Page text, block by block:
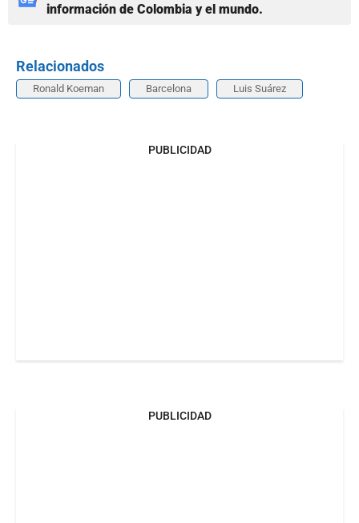
información de Colombia y el mundo.
Relacionados
Ronald Koeman Barcelona Luis Suárez
PUBLICIDAD
PUBLICIDAD